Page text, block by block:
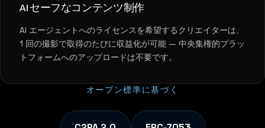
AI セーフなコンテンツ制作
AI エージェントへのライセンスを希望するクリエイターは、
1 回の撮影で取得のたびに収益化が可能 — 中央集権的プラッ
トフォームへのアップロードは不要です。
オープン標準に基づく